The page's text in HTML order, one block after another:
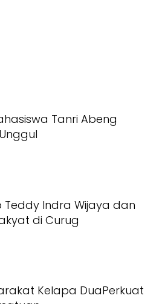
Tanri Abeng
Teddy Indra Wijaya dan
di Curug
Kelapa DuaPerkuat